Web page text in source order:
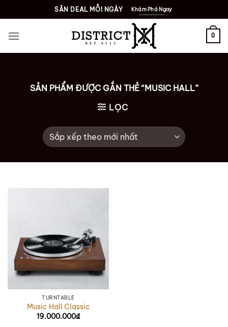
qua
nội
SĂN DEAL MỖI NGÀY Khám Phá Ngay
0
SẢN PHẨM ĐƯỢC GẮN THẺ “MUSIC HALL”
LỌC
TURNTABLE
Music Hall Classic
19.000.000₫